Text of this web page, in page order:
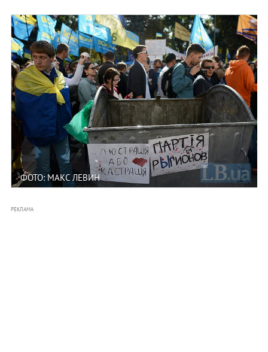
ФОТО: МАКС ЛЕВИН
РЕКЛАМА